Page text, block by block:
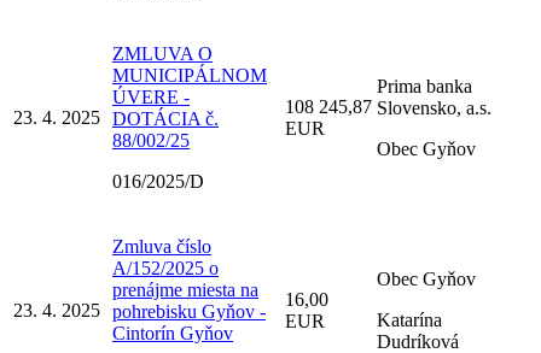
23. 4. 2025
ZMLUVA O
MUNICIPÁLNOM
ÚVERE -
DOTÁCIA č.
88/002/25
016/2025/D
108 245,87
EUR
Prima banka
Slovensko, a.s.
Obec Gyňov
23. 4. 2025
Zmluva číslo
A/152/2025 o
prenájme miesta na
pohrebisku Gyňov -
Cintorín Gyňov
16,00
EUR
Obec Gyňov
Katarína
Dudríková